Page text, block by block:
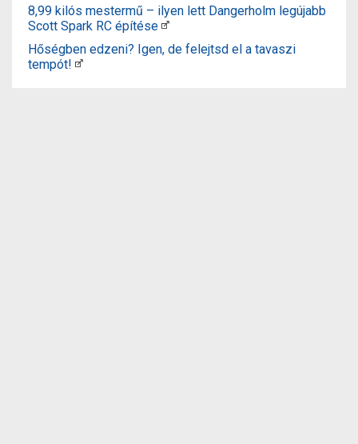
8,99 kilós mestermű – ilyen lett Dangerholm legújabb
Scott Spark RC építése
Hőségben edzeni? Igen, de felejtsd el a tavaszi
tempót!